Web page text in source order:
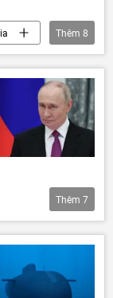
Thêm 8
Thêm 7